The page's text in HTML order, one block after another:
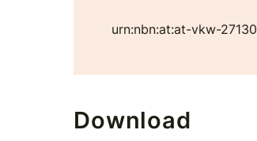
urn:nbn:at:at-vkw-27130
Download